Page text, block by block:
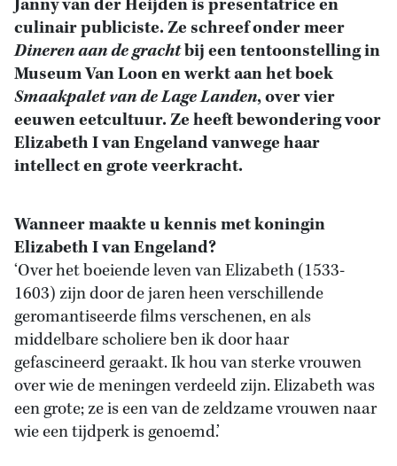
Janny van der Heijden is presentatrice en
culinair publiciste. Ze schreef onder meer
Dineren aan de grachtbij een tentoonstelling in
Museum Van Loon en werkt aan het boek
Smaakpalet van de Lage Landen, over vier
eeuwen eetcultuur. Ze heeft bewondering voor
Elizabeth I van Engeland vanwege haar
intellect en grote veerkracht.
Wanneer maakte u kennis met koningin
Elizabeth I van Engeland?
‘Over het boeiende leven van Elizabeth (1533-
1603) zijn door de jaren heen verschillende
geromantiseerde films verschenen, en als
middelbare scholiere ben ik door haar
gefascineerd geraakt. Ik hou van sterke vrouwen
over wie de meningen verdeeld zijn. Elizabeth was
een grote; ze is een van de zeldzame vrouwen naar
wie een tijdperk is genoemd.’